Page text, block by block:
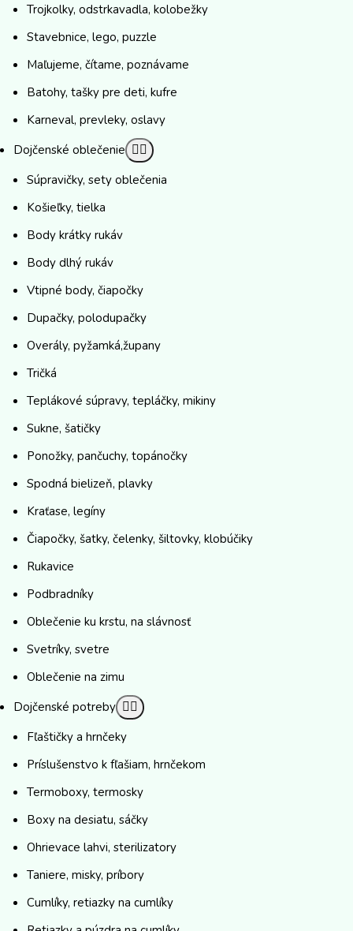
Trojkolky, odstrkavadla, kolobežky
Stavebnice, lego, puzzle
Maľujeme, čítame, poznávame
Batohy, tašky pre deti, kufre
Karneval, prevleky, oslavy
Dojčenské oblečenie
Súpravičky, sety oblečenia
Košieľky, tielka
Body krátky rukáv
Body dlhý rukáv
Vtipné body, čiapočky
Dupačky, polodupačky
Overály, pyžamká,župany
Tričká
Teplákové súpravy, tepláčky, mikiny
Sukne, šatičky
Ponožky, pančuchy, topánočky
Spodná bielizeň, plavky
Kraťase, legíny
Čiapočky, šatky, čelenky, šiltovky, klobúčiky
Rukavice
Podbradníky
Oblečenie ku krstu, na slávnosť
Svetríky, svetre
Oblečenie na zimu
Dojčenské potreby
Fľaštičky a hrnčeky
Príslušenstvo k fľašiam, hrnčekom
Termoboxy, termosky
Boxy na desiatu, sáčky
Ohrievace lahvi, sterilizatory
Taniere, misky, príbory
Cumlíky, retiazky na cumlíky